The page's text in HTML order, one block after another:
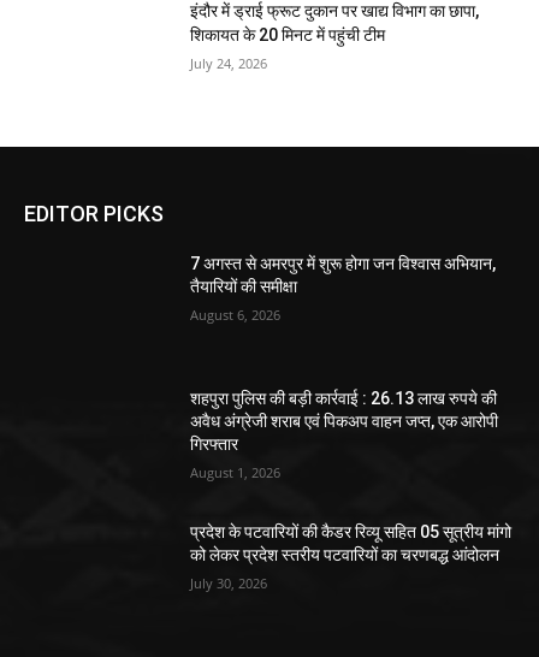
इंदौर में ड्राई फ्रूट दुकान पर खाद्य विभाग का छापा,
शिकायत के 20 मिनट में पहुंची टीम
July 24, 2026
EDITOR PICKS
7 अगस्त से अमरपुर में शुरू होगा जन विश्वास अभियान,
तैयारियों की समीक्षा
August 6, 2026
शहपुरा पुलिस की बड़ी कार्रवाई : 26.13 लाख रुपये की
अवैध अंग्रेजी शराब एवं पिकअप वाहन जप्त, एक आरोपी
गिरफ्तार
August 1, 2026
प्रदेश के पटवारियों की कैडर रिव्यू सहित 05 सूत्रीय मांगो
को लेकर प्रदेश स्तरीय पटवारियों का चरणबद्ध आंदोलन
July 30, 2026